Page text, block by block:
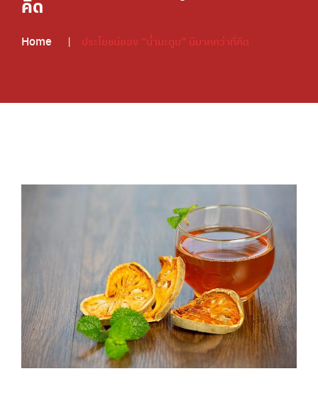
คิด
Home ประโยชน์ของ “น้ำมะตูม” มีมากกว่าที่คิด